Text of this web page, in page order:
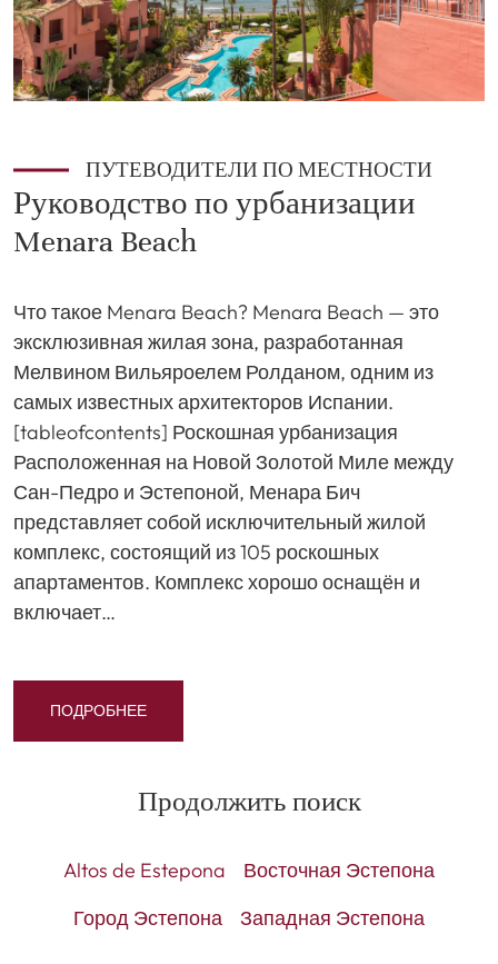
ПУТЕВОДИТЕЛИ ПО МЕСТНОСТИ
Руководство по урбанизации
Menara Beach
Что такое Menara Beach? Menara Beach — это
эксклюзивная жилая зона, разработанная
Мелвином Вильяроелем Ролданом, одним из
самых известных архитекторов Испании.
[tableofcontents] Роскошная урбанизация
Расположенная на Новой Золотой Миле между
Сан-Педро и Эстепоной, Менара Бич
представляет собой исключительный жилой
комплекс, состоящий из 105 роскошных
апартаментов. Комплекс хорошо оснащён и
включает…
ПОДРОБНЕЕ
Продолжить поиск
Altos de Estepona
Восточная Эстепона
Город Эстепона
Западная Эстепона